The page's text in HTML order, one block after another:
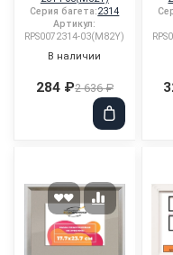
Серия багета:2314
Артикул:
RPS0072314-03(M82Y)
В наличии
284 ₽2 636 ₽